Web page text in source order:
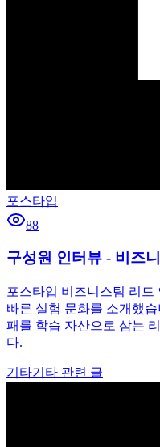
포스타입
88
구성원 인터뷰 - 비즈
포스타입 비즈니스팀 리
빠른 실험 문화를 소개했
패를 학습 자산으로 삼는
다.
기타기타 관련 글